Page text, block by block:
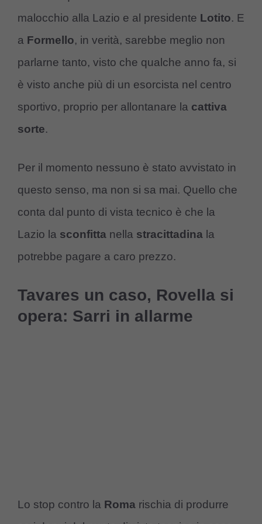
malocchio alla Lazio e al presidente Lotito. E
a Formello, in verità, sarebbe meglio non
parlarne tanto, visto che qualche anno fa, si
è visto anche più di un esorcista nel centro
sportivo, proprio per allontanare la cattiva
sorte.
Per il momento nessuno è stato avvistato in
questo senso, ma non si sa mai. Quello che
conta dal punto di vista tecnico è che la
Lazio la sconfitta nella stracittadina la
potrebbe pagare a caro prezzo.
Tavares un caso, Rovella si
opera: Sarri in allarme
Lo stop contro la Roma rischia di produrre